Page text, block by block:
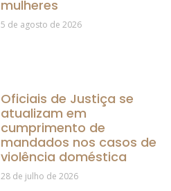
mulheres
5 de agosto de 2026
Oficiais de Justiça se
atualizam em
cumprimento de
mandados nos casos de
violência doméstica
28 de julho de 2026